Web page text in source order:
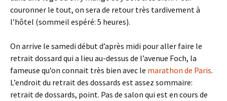
couronner le tout, on sera de retour très tardivement à
l’hôtel (sommeil espéré: 5 heures).
On arrive le samedi début d’après midi pour aller faire le
retrait dossard qui a lieu au-dessus de l’avenue Foch, la
fameuse qu’on connait très bien avec le marathon de Paris.
L’endroit du retrait des dossards est assez sommaire:
retrait de dossards, point. Pas de salon qui est en cours de